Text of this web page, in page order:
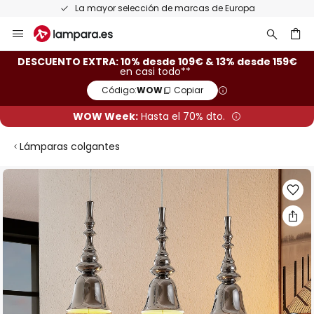
La mayor selección de marcas de Europa
al
contenido
DESCUENTO EXTRA: 10% desde 109€ & 13% desde 159€
en casi todo**
Código:WOW Copiar
WOW Week: Hasta el 70% dto.
Lámparas colgantes
Saltar
final
de
la
galería
imágenes